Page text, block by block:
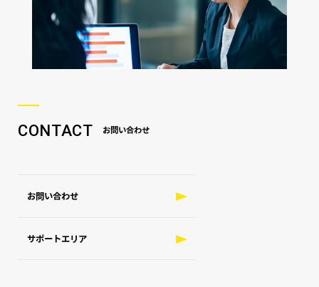
CONTACT お問い合わせ
お問い合わせ
サポートエリア